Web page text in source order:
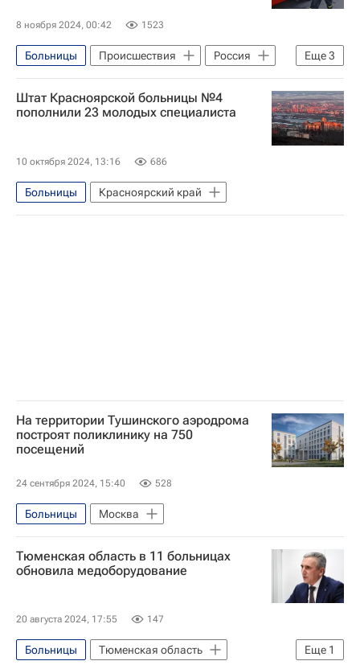
8 ноября 2024, 00:42 1523
Еще3
Больницы Происшествия
Россия
Москва
Штат Красноярской больницы №4
пополнили 23 молодых специалиста
10 октября 2024, 13:16 686
Больницы Красноярский край
На территории Тушинского аэродрома
построят поликлинику на 750
посещений
24 сентября 2024, 15:40 528
Больницы Москва
Тюменская область в 11 больницах
обновила медоборудование
20 августа 2024, 17:55 147
Еще 1
Больницы
Тюменская область